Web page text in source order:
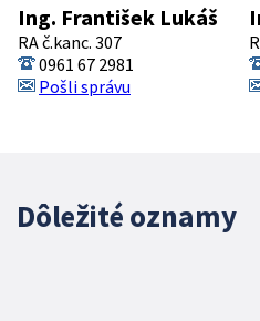
Ing. František Lukáš
RA č.kanc. 307
0961 67 2981
Pošli správu
Dôležité oznamy